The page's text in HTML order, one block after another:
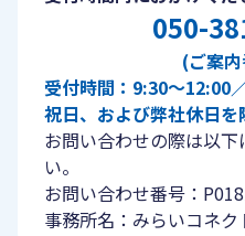
050-
(ご案
受付時間：9:30〜12:00
祝日、および弊社休日を
お問い合わせの際は以
い。
お問い合わせ番号：
事務所名：みらいコネ